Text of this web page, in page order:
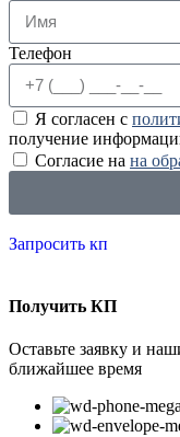
Телефон
Я согласен с
получение
Согласие на на
Запросить кп
Получить КП
Оставьте заявку и
ближайшее время